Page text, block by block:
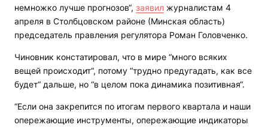
немножко лучше прогнозов“, заявил журналистам 4
апреля в Столбцовском районе (Минская область)
председатель правления регулятора Роман Головченко.
Чиновник констатировал, что в мире “много всяких
вещей происходит“, потому “трудно предугадать, как все
будет“ дальше, но “в целом пока динамика позитивная“.
“Если она закрепится по итогам первого квартала и наши
опережающие инструменты, опережающие индикаторы